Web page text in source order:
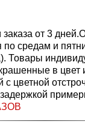
от 3
по средам и
Товары
в цвет
с цветной